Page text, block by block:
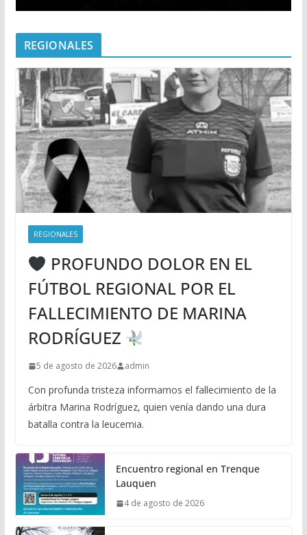
REGIONALES
REGIONALES
PROFUNDO DOLOR EN EL
FÚTBOL REGIONAL POR EL
FALLECIMIENTO DE MARINA
RODRÍGUEZ
5 de agosto de 2026 admin
Con profunda tristeza informamos el fallecimiento de la
árbitra Marina Rodríguez, quien venía dando una dura
batalla contra la leucemia.
Encuentro regional en Trenque
Lauquen
4 de agosto de 2026